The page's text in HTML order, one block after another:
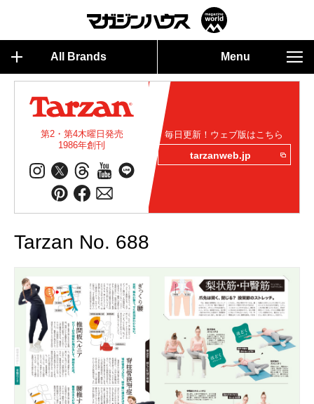
All Brands Menu
第2・第4木曜日発売
1986年創刊
毎日更新！ウェブ版はこちら
tarzanweb.jp
Tarzan No. 688